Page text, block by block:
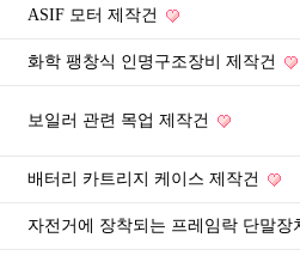
ASIF 모터 제작건
화학 팽창식 인명구조장비 제작건
보일러 관련 목업 제작건
배터리 카트리지 케이스 제작건
자전거에 장착되는 프레임락 단말